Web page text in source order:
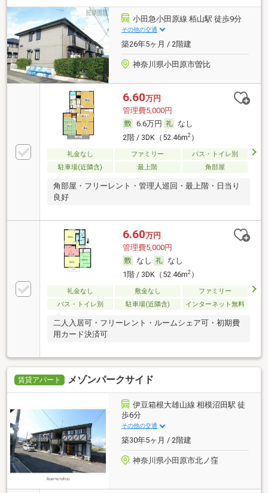
小田急小田原線 栢山駅 徒歩9分
その他の交通
築26年5ヶ月 / 2階建
神奈川県小田原市曽比
6.60万円
管理費5,000円
6.6万円
なし
2階 / 3DK（52.46m2）
礼金なし ファミリー
バス・トイレ別
駐車場(近隣含)
最上階 角部屋
角部屋・フリーレント・管理人巡回・最上階・日当り
良好
6.60万円
管理費5,000円
なし
なし
1階 / 3DK（52.46m2）
礼金なし 敷金なし
ファミリー
バス・トイレ別
駐車場(近隣含) インターネット無料
二人入居可・フリーレント・ルームシェア可・初期費
用カード決済可
賃貸アパート メゾンパークサイド
伊豆箱根大雄山線 相模沼田駅 徒
歩6分
その他の交通
築30年5ヶ月 / 2階建
神奈川県小田原市北ノ窪